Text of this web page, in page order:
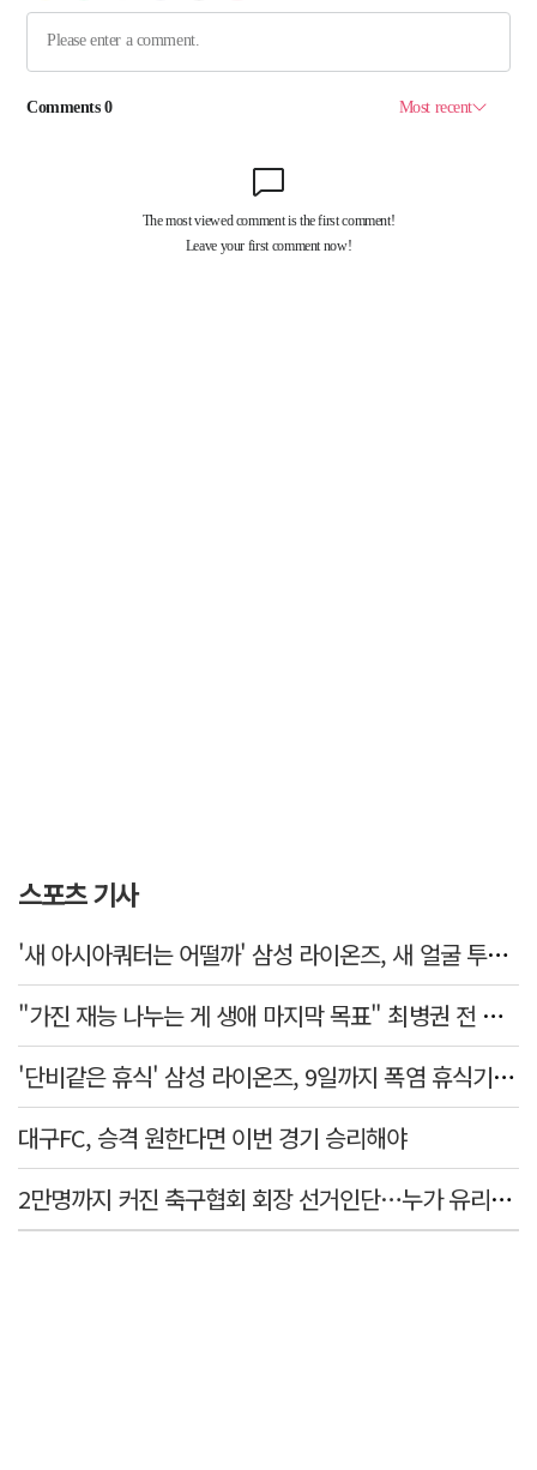
스포츠 기사
'새 아시아쿼터는 어떨까' 삼성 라이온즈, 새 얼굴 투수 미야모리 영입
"가진 재능 나누는 게 생애 마지막 목표" 최병권 전 대구체고 복싱 감독
'단비같은 휴식' 삼성 라이온즈, 9일까지 폭염 휴식기에 재정비
대구FC, 승격 원한다면 이번 경기 승리해야
2만명까지 커진 축구협회 회장 선거인단…누가 유리할까